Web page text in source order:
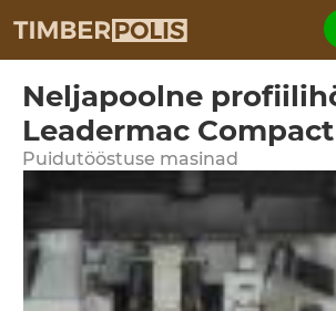
Neljapoolne
Leadermac
Puidutööstuse masinad